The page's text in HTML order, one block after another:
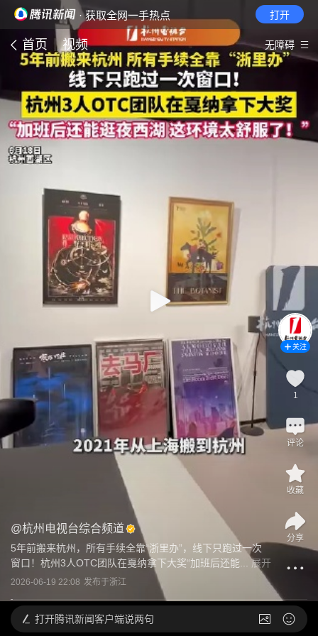
· 获取全网一手热点 打开
首页 视频 无障碍
@杭州电视台综合频道
5年前搬来杭州，所有手续全靠“浙里办”，线下只跑过一次
窗口！杭州3人OTC团队在戛纳拿下大奖“加班后还能...
展开
2026-06-19 22:08 发布于浙江
关注
1
评论
收藏
分享
打开腾讯新闻客户端说两句